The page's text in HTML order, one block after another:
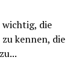
die
kennen, die